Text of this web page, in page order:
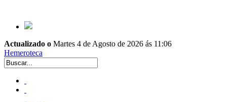
Actualizado o Martes 4 de Agosto de 2026 ás 11:06
Hemeroteca